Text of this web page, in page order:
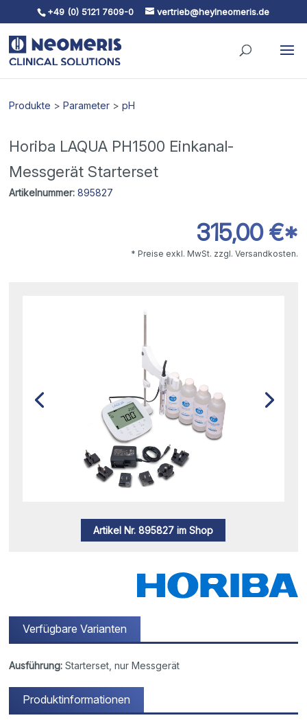
Skip To Content
+49 (0) 5121 7609-0 vertrieb@heylneomeris.de
Produkte >Parameter >pH
Horiba LAQUA PH1500 Einkanal-
Messgerät Starterset
Artikelnummer: 895827
315,00 €*
* Preise exkl. MwSt. zzgl. Versandkosten.
Artikel Nr. 895827 im Shop
Verfügbare Varianten
Ausführung: Starterset, nur Messgerät
Produktinformationen